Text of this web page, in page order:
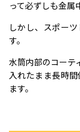
って必ずしも金属
しかし、スポー
す。
水筒内部のコーテ
入れたまま長時
ます。